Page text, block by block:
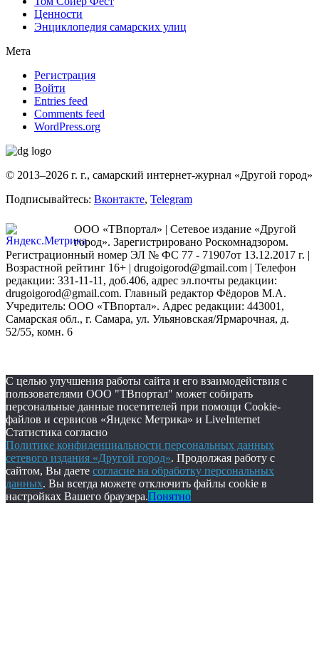
Ценности
Энциклопедия самарских улиц
Мета
Регистрация
Войти
Entries feed
Comments feed
WordPress.org
© 2013–2026 г. г., самарский интернет-журнал «Другой город»
Подписывайтесь: Вконтакте, Telegram
ООО «ТВпортал» | Сетевое издание «Другой
город». Зарегистрировано Роскомнадзором.
Регистрационный номер ЭЛ № ФС 77 - 71907от 13.12.2017 г. |
Возрастной рейтинг 16+ | drugoigorod@gmail.com | Телефон
редакции: 331-11-11, доб.406, адрес эл.почты редакции:
drugoigorod@gmail.com. Главный редактор Фёдоров М.А.
Учредитель: ООО «ТВпортал». Адрес редакции: 443001,
Самарская обл., г. Самара, ул. Ульяновская/Ярмарочная, д.
52/55, комн. 6
С целью улучшения работы сайта и его взаимодействия с
пользователями ООО "ТВпортал" может собирать
персональные данные посетителей при помощи Cookie-
файлов и сервисов «Яндекс Метрика» и LiveInternet
Статистика согласно
Политике конфиденциальности персональных данных
сетевого издания «Другой город». Продолжая работу с
сайтом, Вы даете согласие на обработку персональных
данных. Вы всегда можете отключить файлы cookie в
настройках Вашего браузера.Понятно